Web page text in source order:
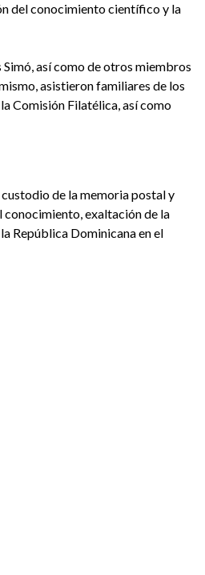
del conocimiento científico y la
así como de otros miembros
asistieron familiares de los
Comisión Filatélica, así como
de la memoria postal y
exaltación de la
República Dominicana en el